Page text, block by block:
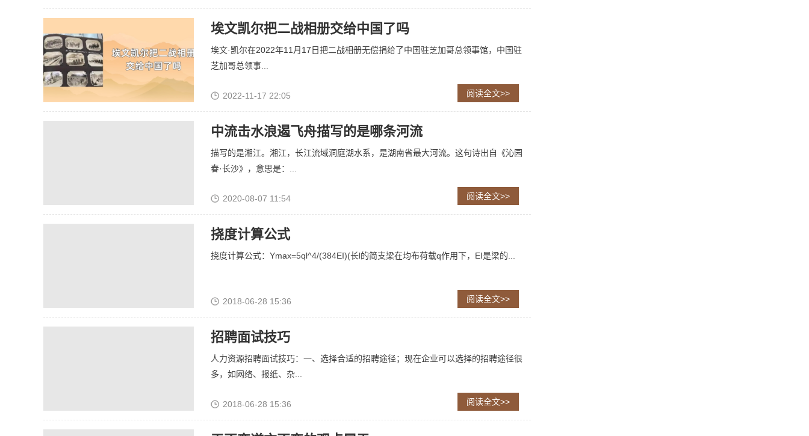
埃文凯尔把二战相册交给中国了吗
埃文·凯尔在2022年11月17日把二战相册无偿捐给了中国驻芝加哥总领事馆，中国驻
芝加哥总领事...
2022-11-17 22:05 阅读全文>>
中流击水浪遏飞舟描写的是哪条河流
描写的是湘江。湘江，长江流域洞庭湖水系，是湖南省最大河流。这句诗出自《沁园
春·长沙》，意思是：...
2020-08-07 11:54 阅读全文>>
挠度计算公式
挠度计算公式：Ymax=5ql^4/(384EI)(长l的简支梁在均布荷载q作用下，EI是梁的...
2018-06-28 15:36 阅读全文>>
招聘面试技巧
人力资源招聘面试技巧：一、选择合适的招聘途径；现在企业可以选择的招聘途径很
多，如网络、报纸、杂...
2018-06-28 15:36 阅读全文>>